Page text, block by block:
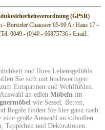
(GPSR)
Borsteler Chaussee 85-99 A / Haus 17 -
0049 - (0)40 - 66875736 - Email:
und Ihres Lebensgefühls.
Sie sich mit hochwertigen
Entspannen und Wohlfühlen.
an edlen Möbeln im
wie Sessel, Betten,
Regale finden Sie hier ganz nach
eine große Auswahl an stilvollen
Teppichen und Dekorationen.